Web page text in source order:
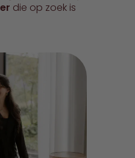
die op zoek is